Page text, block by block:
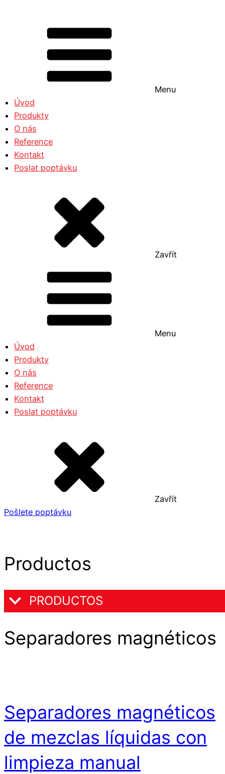
Menu
Úvod
Produkty
O nás
Reference
Kontakt
Poslat poptávku
Zavřít
Menu
Úvod
Produkty
O nás
Reference
Kontakt
Poslat poptávku
Zavřít
Pošlete poptávku
Productos
PRODUCTOS
Separadores magnéticos
Separadores magnéticos
de mezclas líquidas con
limpieza manual